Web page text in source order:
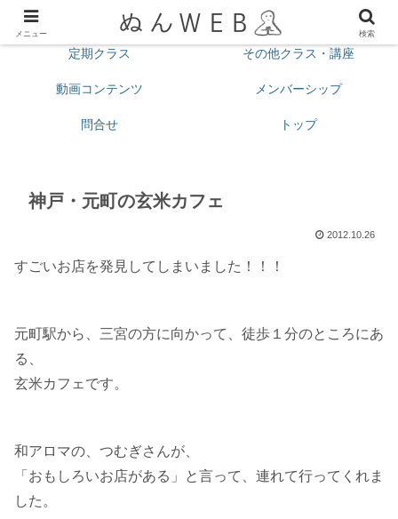
プロフィール 今月の予定
定期クラス その他クラス・講座
動画コンテンツ メンバーシップ
問合せ トップ
神戸・元町の玄米カフェ
2012.10.26
すごいお店を発見してしまいました！！！
元町駅から、三宮の方に向かって、徒歩１分のところにあ
る、
玄米カフェです。
和アロマの、つむぎさんが、
「おもしろいお店がある」と言って、連れて行ってくれま
した。
メニュー 検索